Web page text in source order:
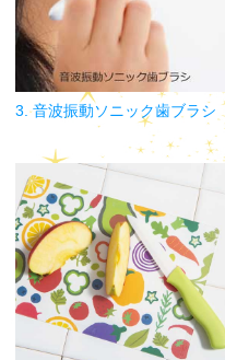
3. 音波振動ソニック歯ブラシ